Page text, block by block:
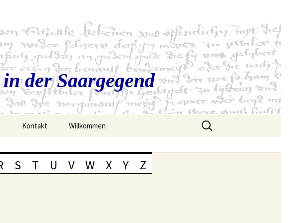
der Saargegend
Kontakt Willkommen
Suchen
nach:
S T U V W X Y Z